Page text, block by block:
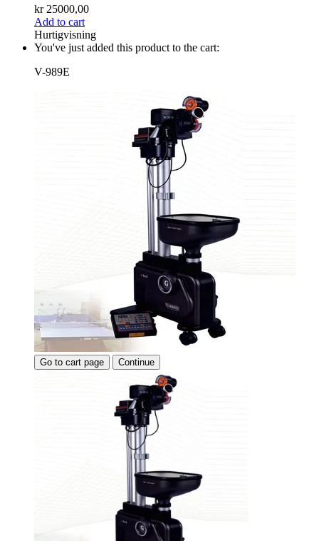
kr25000,00
Add to cart
Hurtigvisning
You've just added this product to the cart:
V-989E
Go to cart page Continue